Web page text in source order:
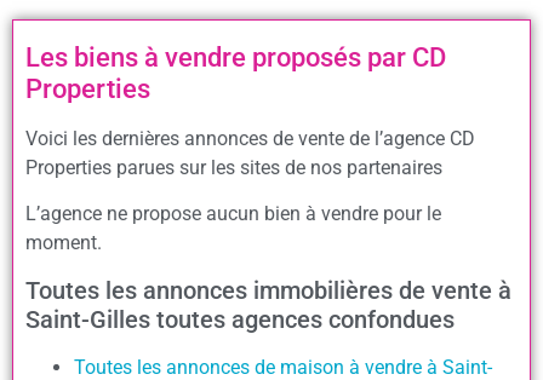
Les biens à vendre proposés par CD
Properties
Voici les dernières annonces de vente de l’agence CD
Properties parues sur les sites de nos partenaires
L’agence ne propose aucun bien à vendre pour le
moment.
Toutes les annonces immobilières de vente à
Saint-Gilles toutes agences confondues
Toutes les annonces de maison à vendre à Saint-